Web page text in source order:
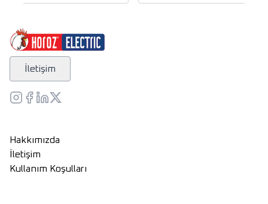
İletişim
Hakkımızda
İletişim
Kullanım Koşulları